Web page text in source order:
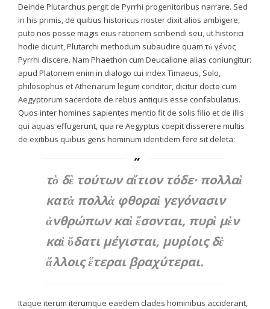
Deinde Plutarchus pergit de Pyrrhi progenitoribus narrare. Sed
in his primis, de quibus historicus noster dixit alios ambigere,
puto nos posse magis eius rationem scribendi seu, ut historici
hodie dicunt, Plutarchi methodum subaudire quam τὸ γένος
Pyrrhi discere. Nam Phaethon cum Deucalione alias coniungitur:
apud Platonem enim in dialogo cui indexTimaeus , Solo,
philosophus et Athenarum legum conditor, dicitur docto cum
Aegyptorum sacerdote de rebus antiquis esse confabulatus.
Quos inter homines sapientes mentio fit de solis filio et de illis
qui aquas effugerunt, qua re Aegyptus coepit disserere multis
de exitibus quibus gens hominum identidem fere sit deleta:
τὸ δὲ τούτων αἴτιον τόδε· πολλαὶ
κατὰ πολλὰ φθοραὶ γεγόνασιν
ἀνθρώπων καὶ ἔσονται, πυρὶ μὲν
καὶ ὕδατι μέγισται, μυρίοις δὲ
ἄλλοις ἕτεραι βραχύτεραι.
Itaque iterum iterumque eaedem clades hominibus acciderant,